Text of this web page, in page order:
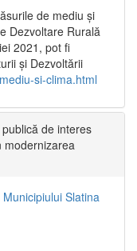
de mediu și
Dezvoltare Rurală
2021, pot fi
și Dezvoltării
si-clima.html
de interes
modernizarea
Slatina